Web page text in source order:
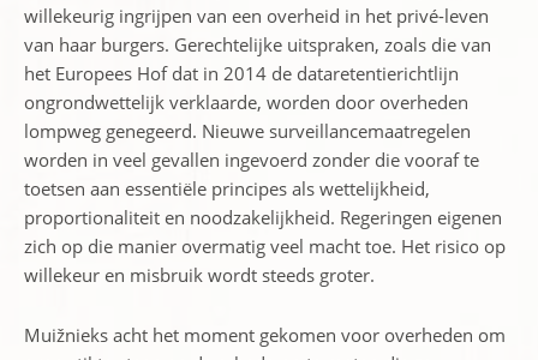
willekeurig ingrijpen van een overheid in het privé-leven
van haar burgers. Gerechtelijke uitspraken, zoals die van
het Europees Hof dat in 2014 de dataretentierichtlijn
ongrondwettelijk verklaarde, worden door overheden
lompweg genegeerd. Nieuwe surveillancemaatregelen
worden in veel gevallen ingevoerd zonder die vooraf te
toetsen aan essentiële principes als wettelijkheid,
proportionaliteit en noodzakelijkheid. Regeringen eigenen
zich op die manier overmatig veel macht toe. Het risico op
willekeur en misbruik wordt steeds groter.
Muižnieks acht het moment gekomen voor overheden om